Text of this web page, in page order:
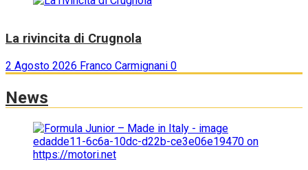
La rivincita di Crugnola
2 Agosto 2026 Franco Carmignani 0
News